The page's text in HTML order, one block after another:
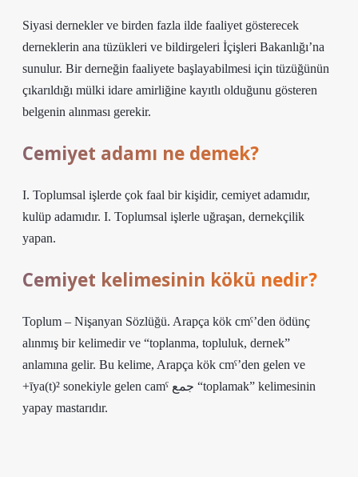
Siyasi dernekler ve birden fazla ilde faaliyet gösterecek
derneklerin ana tüzükleri ve bildirgeleri İçişleri Bakanlığı’na
sunulur. Bir derneğin faaliyete başlayabilmesi için tüzüğünün
çıkarıldığı mülki idare amirliğine kayıtlı olduğunu gösteren
belgenin alınması gerekir.
Cemiyet adamı ne demek?
I. Toplumsal işlerde çok faal bir kişidir, cemiyet adamıdır,
kulüp adamıdır. I. Toplumsal işlerle uğraşan, dernekçilik
yapan.
Cemiyet kelimesinin kökü nedir?
Toplum – Nişanyan Sözlüğü. Arapça kök cmˁ’den ödünç
alınmış bir kelimedir ve “toplanma, topluluk, dernek”
anlamına gelir. Bu kelime, Arapça kök cmˁ’den gelen ve
+īya(t)² sonekiyle gelen camˁ جمع “toplamak” kelimesinin
yapay mastarıdır.